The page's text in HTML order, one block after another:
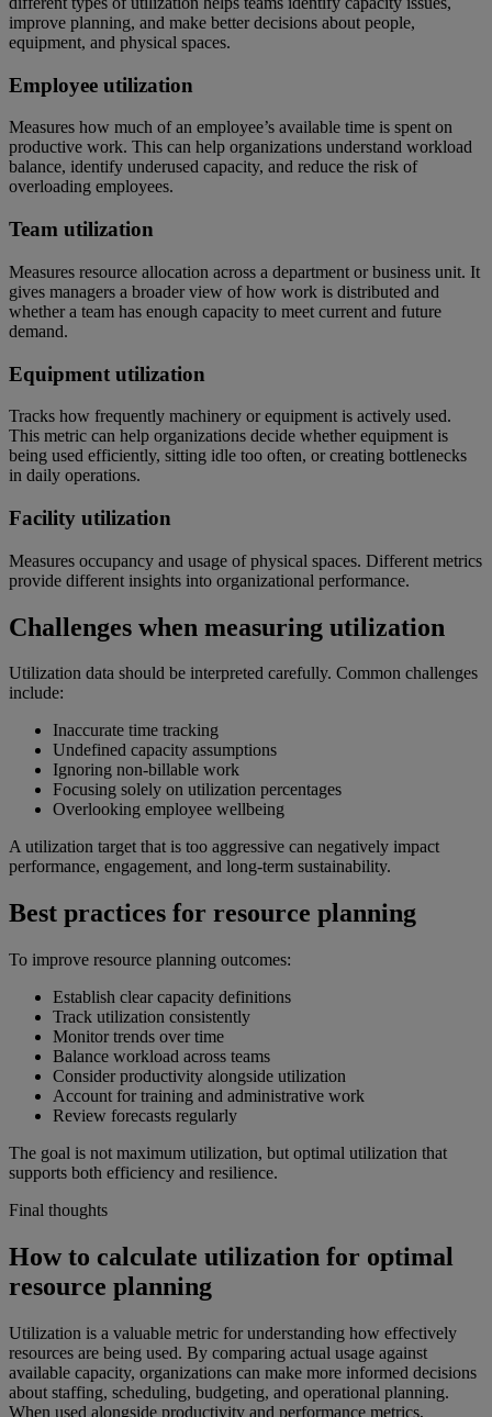
improve planning, and make better decisions about people,
equipment, and physical spaces.
Employee utilization
Measures how much of an employee’s available time is spent on
productive work. This can help organizations understand workload
balance, identify underused capacity, and reduce the risk of
overloading employees.
Team utilization
Measures resource allocation across a department or business unit. It
gives managers a broader view of how work is distributed and
whether a team has enough capacity to meet current and future
demand.
Equipment utilization
Tracks how frequently machinery or equipment is actively used.
This metric can help organizations decide whether equipment is
being used efficiently, sitting idle too often, or creating bottlenecks
in daily operations.
Facility utilization
Measures occupancy and usage of physical spaces. Different metrics
provide different insights into organizational performance.
Challenges when measuring utilization
Utilization data should be interpreted carefully. Common challenges
include:
Inaccurate time tracking
Undefined capacity assumptions
Ignoring non-billable work
Focusing solely on utilization percentages
Overlooking employee wellbeing
A utilization target that is too aggressive can negatively impact
performance, engagement, and long-term sustainability.
Best practices for resource planning
To improve resource planning outcomes:
Establish clear capacity definitions
Track utilization consistently
Monitor trends over time
Balance workload across teams
Consider productivity alongside utilization
Account for training and administrative work
Review forecasts regularly
The goal is not maximum utilization, but optimal utilization that
supports both efficiency and resilience.
Final thoughts
How to calculate utilization for optimal
resource planning
Utilization is a valuable metric for understanding how effectively
resources are being used. By comparing actual usage against
available capacity, organizations can make more informed decisions
about staffing, scheduling, budgeting, and operational planning.
When used alongside productivity and performance metrics,